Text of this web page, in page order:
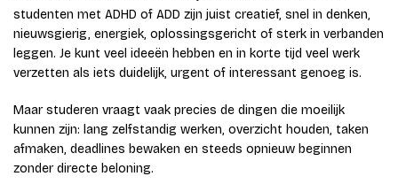
studenten met ADHD of ADD zijn juist creatief, snel in denken,
nieuwsgierig, energiek, oplossingsgericht of sterk in verbanden
leggen. Je kunt veel ideeën hebben en in korte tijd veel werk
verzetten als iets duidelijk, urgent of interessant genoeg is.
Maar studeren vraagt vaak precies de dingen die moeilijk
kunnen zijn: lang zelfstandig werken, overzicht houden, taken
afmaken, deadlines bewaken en steeds opnieuw beginnen
zonder directe beloning.